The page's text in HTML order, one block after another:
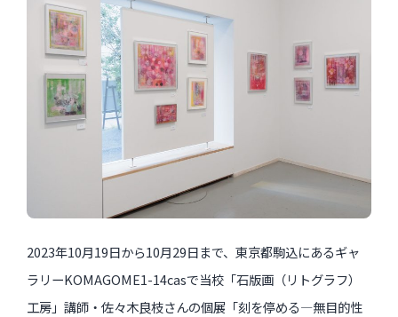
2023年10月19日から10月29日まで、東京都駒込にあるギャ
ラリーKOMAGOME1-14casで当校「石版画（リトグラフ）
工房」講師・佐々木良枝さんの個展「刻を停める―無目的性